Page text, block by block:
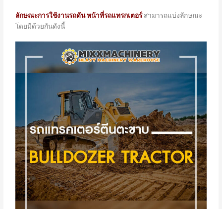
ลักษณะการใช้งานรถดันหน้าที่รถแทรกเตอร์สามารถแบ่งลักษณะ
โดยมีด้วยกันดังนี้